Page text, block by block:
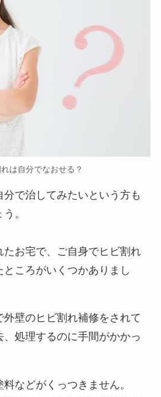
は自分でなおせる？
で治してみたいという方も
。
お宅で、ご自身でヒビ割れ
ころがいくつかありまし
壁のヒビ割れ補修をされて
処理するのに手間がかかっ
などがくっつきません。